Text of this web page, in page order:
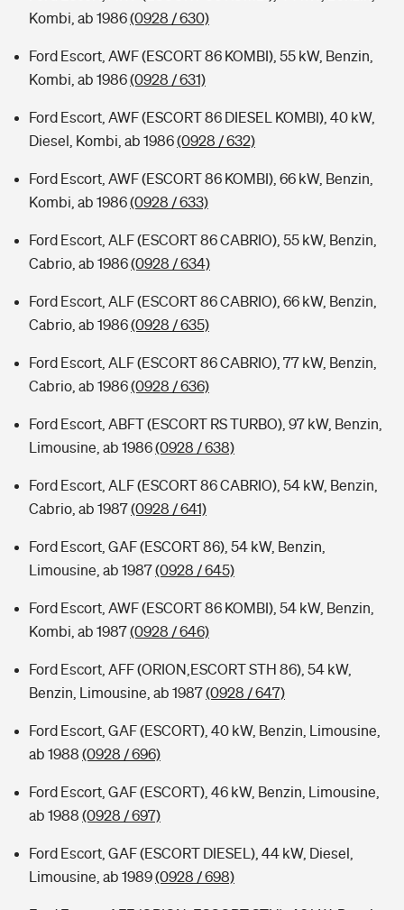
Kombi, ab 1986(0928 / 630)
Ford Escort, AWF (ESCORT 86 KOMBI), 55 kW, Benzin,
Kombi, ab 1986(0928 / 631)
Ford Escort, AWF (ESCORT 86 DIESEL KOMBI), 40 kW,
Diesel, Kombi, ab 1986(0928 / 632)
Ford Escort, AWF (ESCORT 86 KOMBI), 66 kW, Benzin,
Kombi, ab 1986(0928 / 633)
Ford Escort, ALF (ESCORT 86 CABRIO), 55 kW, Benzin,
Cabrio, ab 1986(0928 / 634)
Ford Escort, ALF (ESCORT 86 CABRIO), 66 kW, Benzin,
Cabrio, ab 1986(0928 / 635)
Ford Escort, ALF (ESCORT 86 CABRIO), 77 kW, Benzin,
Cabrio, ab 1986(0928 / 636)
Ford Escort, ABFT (ESCORT RS TURBO), 97 kW, Benzin,
Limousine, ab 1986(0928 / 638)
Ford Escort, ALF (ESCORT 86 CABRIO), 54 kW, Benzin,
Cabrio, ab 1987(0928 / 641)
Ford Escort, GAF (ESCORT 86), 54 kW, Benzin,
Limousine, ab 1987(0928 / 645)
Ford Escort, AWF (ESCORT 86 KOMBI), 54 kW, Benzin,
Kombi, ab 1987(0928 / 646)
Ford Escort, AFF (ORION,ESCORT STH 86), 54 kW,
Benzin, Limousine, ab 1987(0928 / 647)
Ford Escort, GAF (ESCORT), 40 kW, Benzin, Limousine,
ab 1988 (0928 / 696)
Ford Escort, GAF (ESCORT), 46 kW, Benzin, Limousine,
ab 1988 (0928 / 697)
Ford Escort, GAF (ESCORT DIESEL), 44 kW, Diesel,
Limousine, ab 1989(0928 / 698)